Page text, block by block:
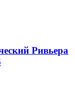
Ривьера